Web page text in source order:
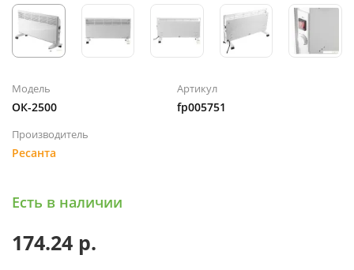
Модель
ОК-2500
Артикул
fp005751
Производитель
Ресанта
Есть в наличии
174.24 р.